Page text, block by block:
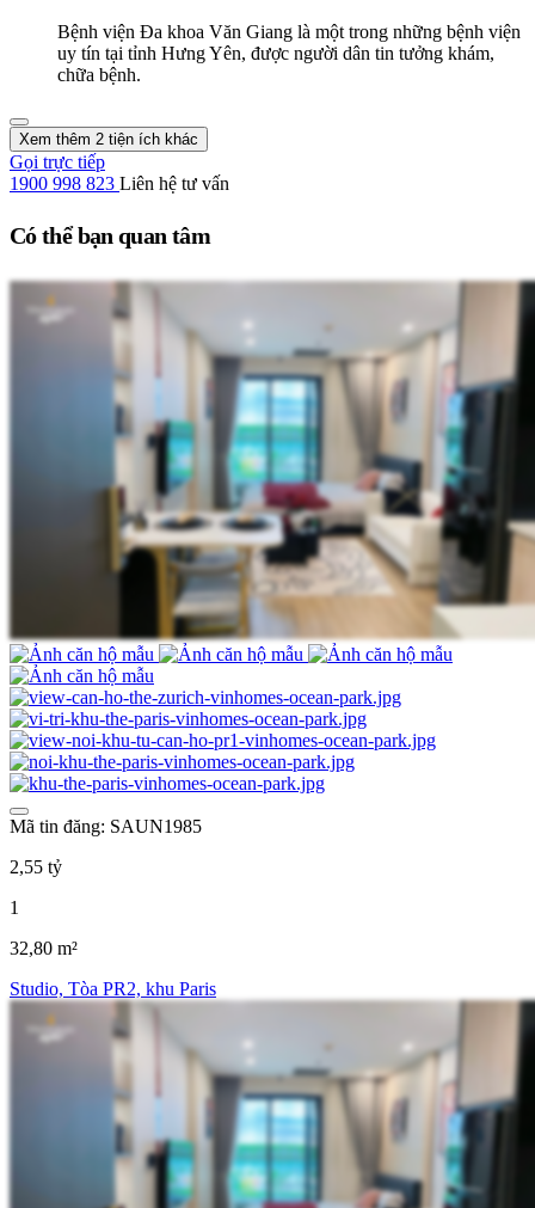
Bệnh viện Đa khoa Văn Giang là một trong những bệnh viện
uy tín tại tỉnh Hưng Yên, được người dân tin tưởng khám,
chữa bệnh.
Xem thêm 2 tiện ích khác
Gọi trực tiếp
1900 998 823 Liên hệ tư vấn
Có thể bạn quan tâm
Mã tin đăng: SAUN1985
2,55 tỷ
1
32,80 m²
Studio, Tòa PR2, khu Paris